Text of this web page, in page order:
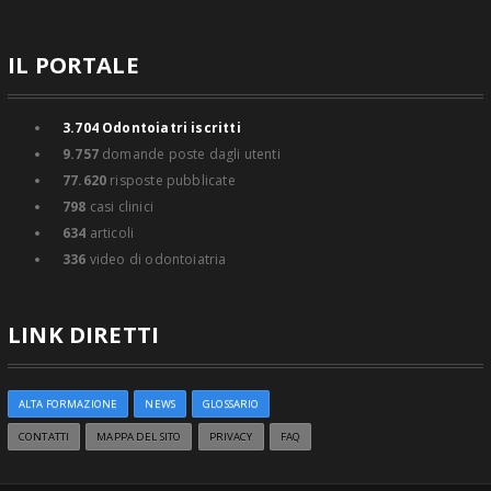
IL PORTALE
3.704Odontoiatri iscritti
9.757domande poste dagli utenti
77.620 risposte pubblicate
798 casi clinici
634 articoli
336 video di odontoiatria
LINK DIRETTI
ALTA FORMAZIONE NEWS GLOSSARIO
CONTATTI MAPPA DEL SITO PRIVACY FAQ